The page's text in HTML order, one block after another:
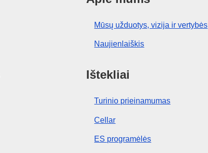
Mūsų užduotys, vizija ir vertybės
Naujienlaiškis
Ištekliai
Turinio prieinamumas
Cellar
ES programėlės